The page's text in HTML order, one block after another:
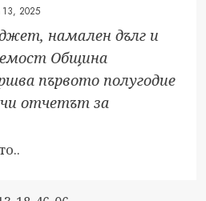
13, 2025
намален дълг и
Община
първото полугодие
отчетът за
Read